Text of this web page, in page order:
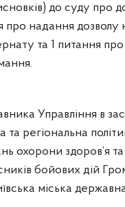
до суду про
про надання
та 1 питання
Управління в
та регіональна
охорони здоров’я
бойових дій
міська